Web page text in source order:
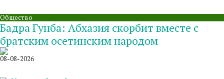
Общество
Бадра Гунба: Абхазия скорбит вместе с
братским осетинским народом
08-08-2026